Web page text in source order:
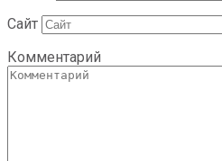
Сайт
Комментарий